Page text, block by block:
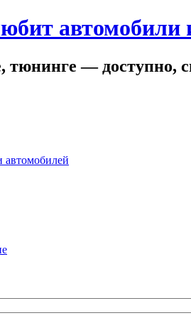
тюнинге — доступно,
автомобилей